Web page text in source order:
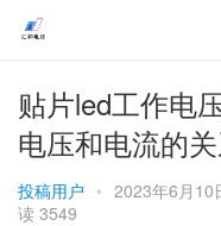
贴片led工作电
电压和电流的关
投稿用户 • 2023年6月10
读 3549